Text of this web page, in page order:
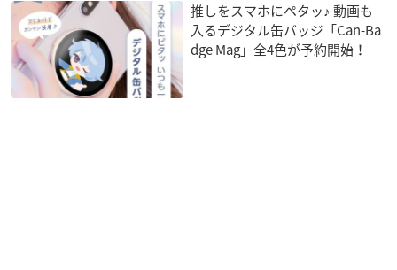
推しをスマホにペタッ♪ 動画も
入るデジタル缶バッジ「Can-Ba
dge Mag」全4色が予約開始！